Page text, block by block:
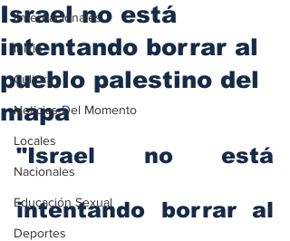
iInternacionales
Inicio
Cultura
Noticias Del Momento
Locales
Nacionales
Educación Sexual
Deportes
Israel no está
intentando borrar al
pueblo palestino del
mapa
"Israel no está
intentando borrar al